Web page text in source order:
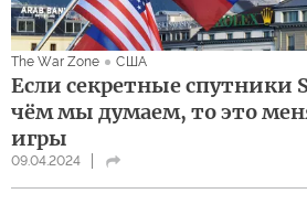
The War Zone США
Если секретные спутники
чём мы думаем, то это
игры
09.04.2024